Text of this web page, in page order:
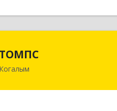
ТОМПС
Когалым